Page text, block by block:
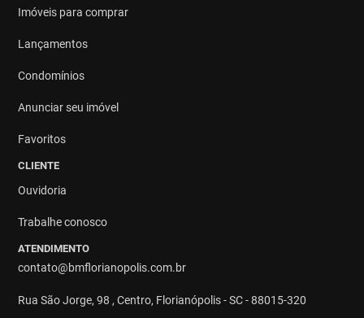
Imóveis para comprar
Lançamentos
Condomínios
Anunciar seu imóvel
Favoritos
CLIENTE
Ouvidoria
Trabalhe conosco
ATENDIMENTO
contato@bmflorianopolis.com.br
Rua São Jorge, 98 , Centro, Florianópolis - SC - 88015-320